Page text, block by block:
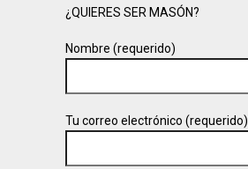
¿QUIERES SER MASÓN?
Nombre (requerido)
Tu correo electrónico (requerido)